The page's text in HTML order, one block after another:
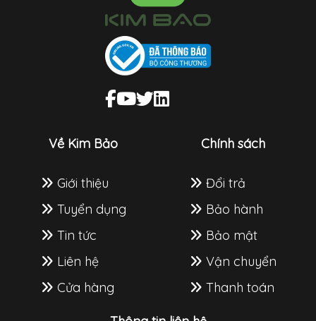
Về Kim Bảo
Giới thiệu
Tuyển dụng
Tin tức
Liên hệ
Cửa hàng
Chính sách
Đổi trả
Bảo hành
Bảo mật
Vận chuyển
Thanh toán